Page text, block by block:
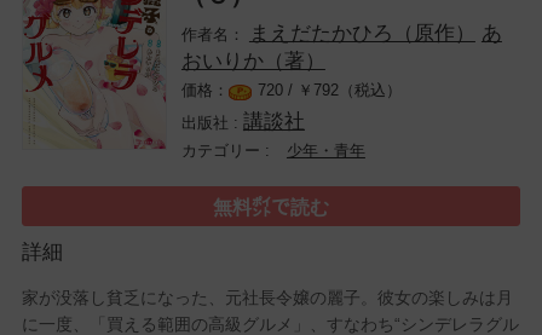
まえだたかひろ（原作）
あ
おいりか（著）
720 / ￥ 792（税込）
講談社
少年・青年
無料㌽で読む
詳細
家が没落し貧乏になった、元社長令嬢の麗子。彼女の楽しみは月
に一度、「買える範囲の高級グルメ」、すなわち“シンデレラグル